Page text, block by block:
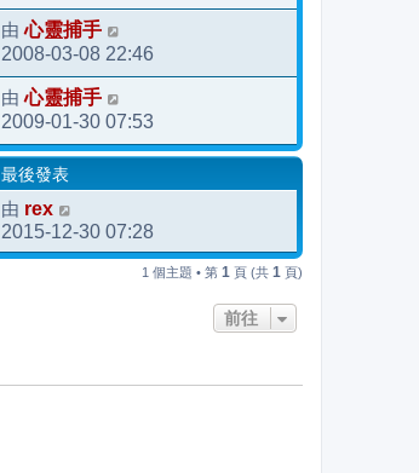
由心靈捕手
2008-03-08 22:46
由心靈捕手
2009-01-30 07:53
最後發表
由 rex
2015-12-30 07:28
1 個主題 • 第 1 頁 (共 1 頁)
前往